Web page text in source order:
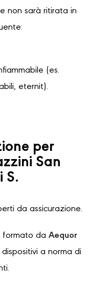
non sarà ritirata in
(es.
eternit).
per
San
S.
da assicurazione.
formato da Aequor
a norma di